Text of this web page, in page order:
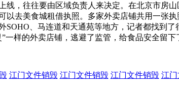
，往往要由区域负责人来决定。在北京市房
去美食城租借执照。多家外卖店铺共用一张
、马连道和天通苑等地方，记者都找到
样的外卖店铺，逃避了监管，给食品安全留
江门文件销毁 江门文件销毁 江门文件销毁 江